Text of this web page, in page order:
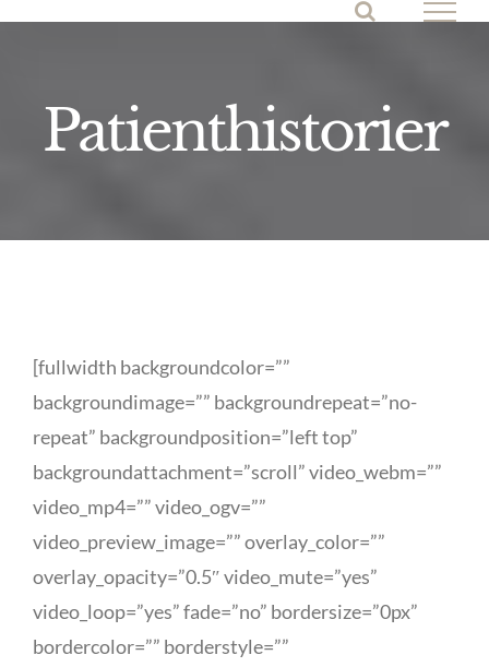
Skip
Patienthistorier
[fullwidth backgroundcolor=””
backgroundimage=”” backgroundrepeat=”no-
repeat” backgroundposition=”left top”
backgroundattachment=”scroll” video_webm=””
video_mp4=”” video_ogv=””
video_preview_image=”” overlay_color=””
overlay_opacity=”0.5″ video_mute=”yes”
video_loop=”yes” fade=”no” bordersize=”0px”
bordercolor=”” borderstyle=””